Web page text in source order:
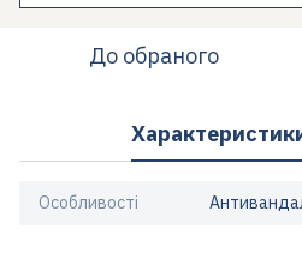
До обраного
Особливості